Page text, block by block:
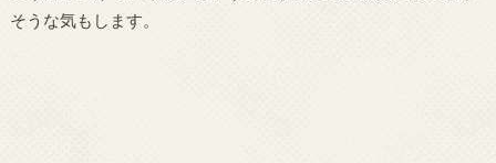
そうな気もします。